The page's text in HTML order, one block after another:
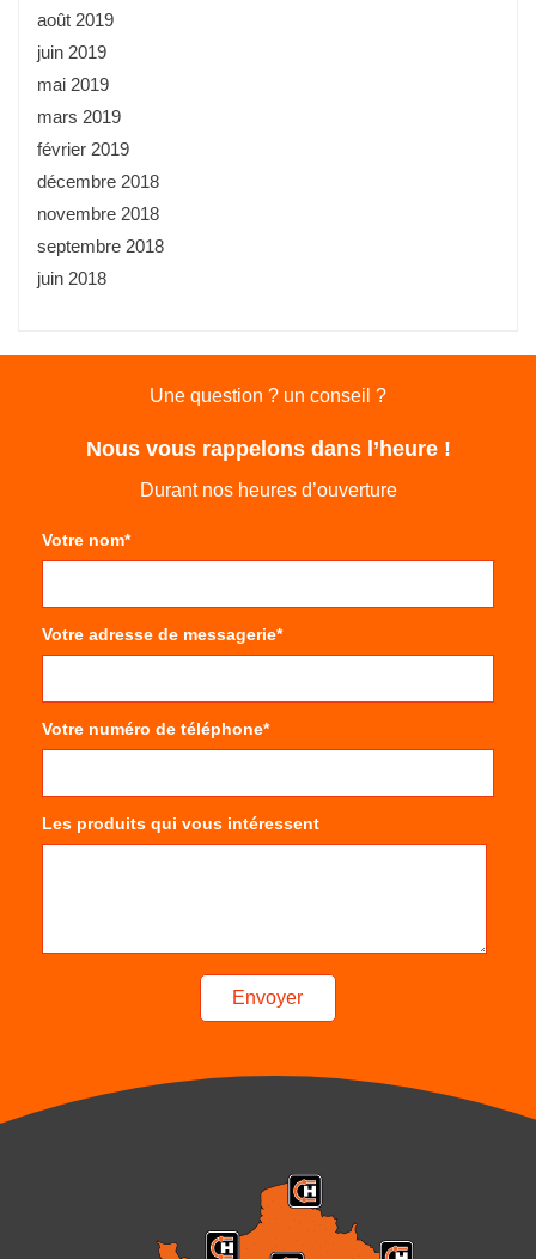
août 2019
juin 2019
mai 2019
mars 2019
février 2019
décembre 2018
novembre 2018
septembre 2018
juin 2018
Une question ? un conseil ?
Nous vous rappelons dans l’heure !
Durant nos heures d’ouverture
Votre nom*
Votre adresse de messagerie*
Votre numéro de téléphone*
Les produits qui vous intéressent